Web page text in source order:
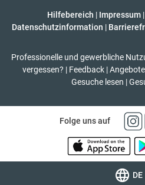
Hilfebereich | Impressum |
Datenschutzinformation |
Professionelle und gewerbliche
vergessen? | Feedback |
Gesuche lesen |
Folge uns auf
DE